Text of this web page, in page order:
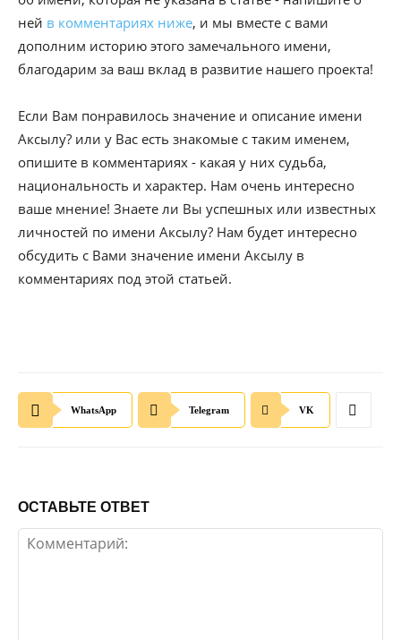
ней в комментариях ниже, и мы вместе с вами
дополним историю этого замечального имени,
благодарим за ваш вклад в развитие нашего проекта!
Если Вам понравилось значение и описание имени
Аксылу? или у Вас есть знакомые с таким именем,
опишите в комментариях - какая у них судьба,
национальность и характер. Нам очень интересно
ваше мнение! Знаете ли Вы успешных или известных
личностей по имени Аксылу? Нам будет интересно
обсудить с Вами значение имени Аксылу в
комментариях под этой статьей.
WhatsApp Telegram VK
ОСТАВЬТЕ ОТВЕТ